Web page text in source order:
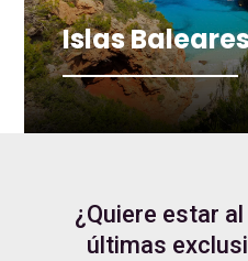
Islas
¿Quiere estar
últimas